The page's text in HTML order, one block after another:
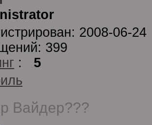
2008-06-24
399
: 5
Вайдер???